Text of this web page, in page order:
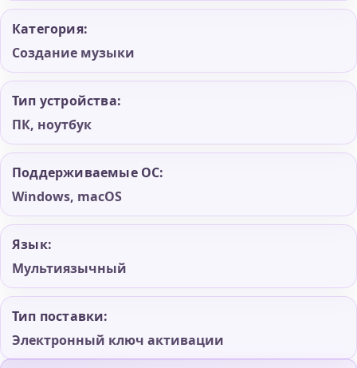
Категория:
Создание музыки
Тип устройства:
ПК, ноутбук
Поддерживаемые ОС:
Windows, macOS
Язык:
Мультиязычный
Тип поставки:
Электронный ключ активации